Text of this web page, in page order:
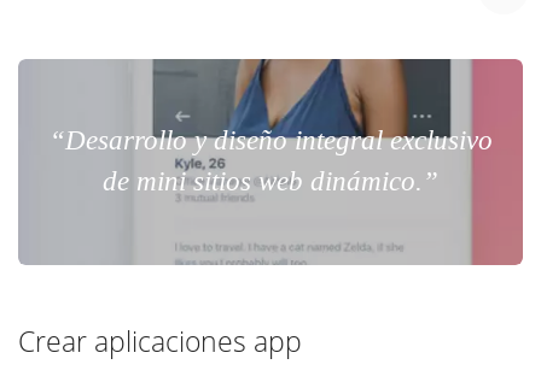
“Desarrollo y diseño integral exclusivo
de mini sitios web dinámico.”
Crear aplicaciones app